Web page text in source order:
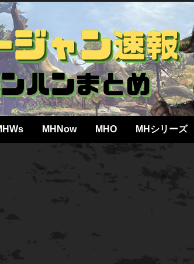
MHNow MHO MHシリーズ